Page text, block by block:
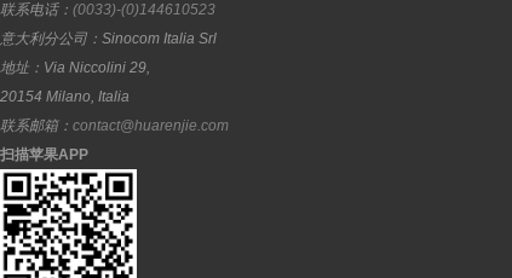
联系电话： (0033)-(0)144610523
意大利分公司： Sinocom Italia Srl
地址： Via Niccolini 29,
20154 Milano, Italia
联系邮箱： contact@huarenjie.com
扫描苹果APP